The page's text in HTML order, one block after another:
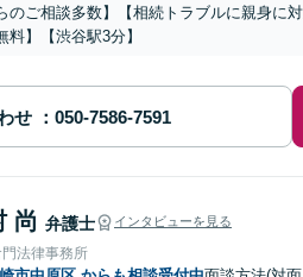
のご相談多数】【相続トラブルに親身に
料】【渋谷駅3分】
せ
尚 弁護士 インタビューを見る
法律事務所